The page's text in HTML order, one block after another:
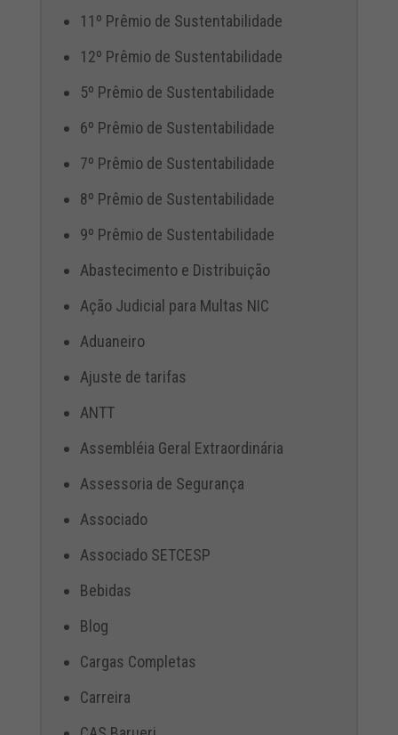
11º Prêmio de Sustentabilidade
12º Prêmio de Sustentabilidade
5º Prêmio de Sustentabilidade
6º Prêmio de Sustentabilidade
7º Prêmio de Sustentabilidade
8º Prêmio de Sustentabilidade
9º Prêmio de Sustentabilidade
Abastecimento e Distribuição
Ação Judicial para Multas NIC
Aduaneiro
Ajuste de tarifas
ANTT
Assembléia Geral Extraordinária
Assessoria de Segurança
Associado
Associado SETCESP
Bebidas
Blog
Cargas Completas
Carreira